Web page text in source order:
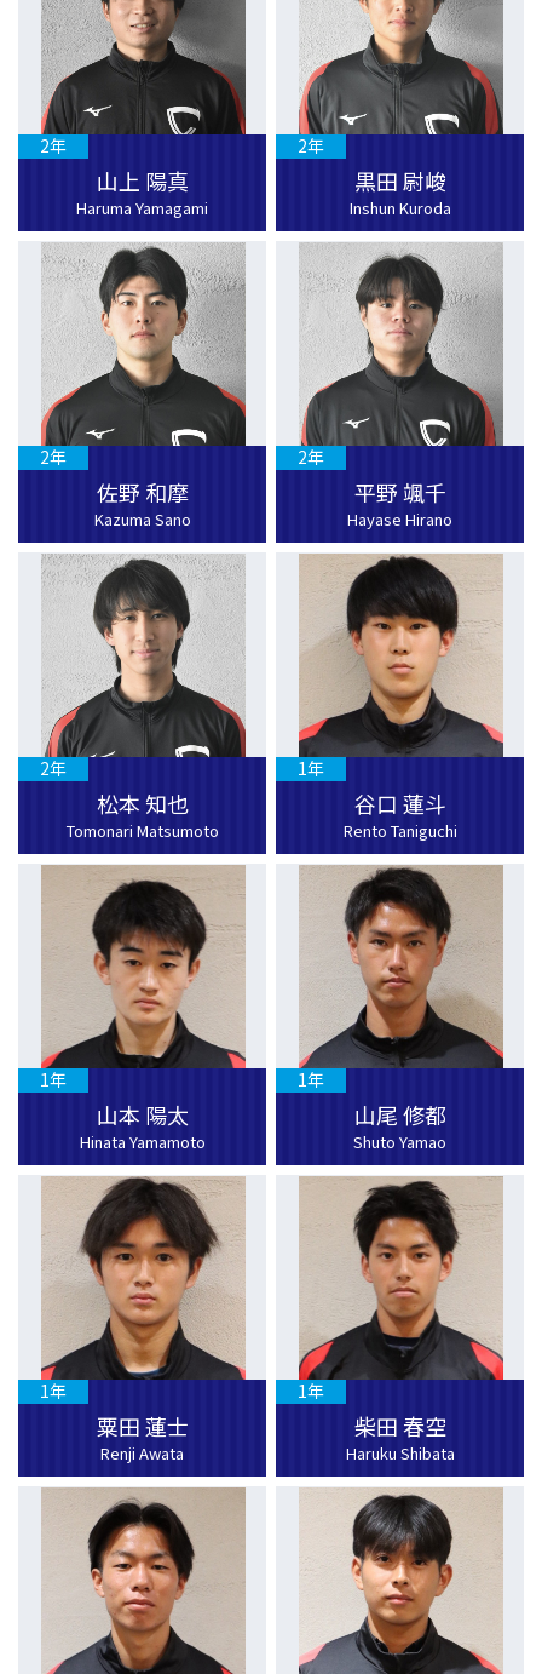
山上 陽真
Haruma Yamagami
2年
黒田 尉峻
Inshun Kuroda
2年
佐野 和摩
Kazuma Sano
2年
平野 颯千
Hayase Hirano
2年
松本 知也
Tomonari Matsumoto
2年
谷口 蓮斗
Rento Taniguchi
1年
山本 陽太
Hinata Yamamoto
1年
山尾 修都
Shuto Yamao
1年
粟田 蓮士
Renji Awata
1年
柴田 春空
Haruku Shibata
1年